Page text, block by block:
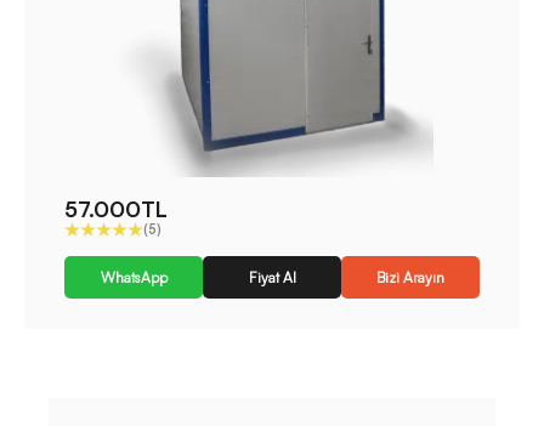
57.000TL
(5)
WhatsApp Fiyat Al Bizi Arayın